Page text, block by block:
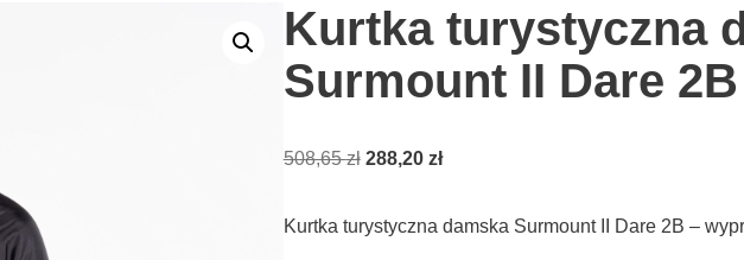
Kurtka turystyczna
Surmount II Dare 2B
508,65zł 288,20 zł
Kurtka turystyczna damska Surmount II Dare 2B –